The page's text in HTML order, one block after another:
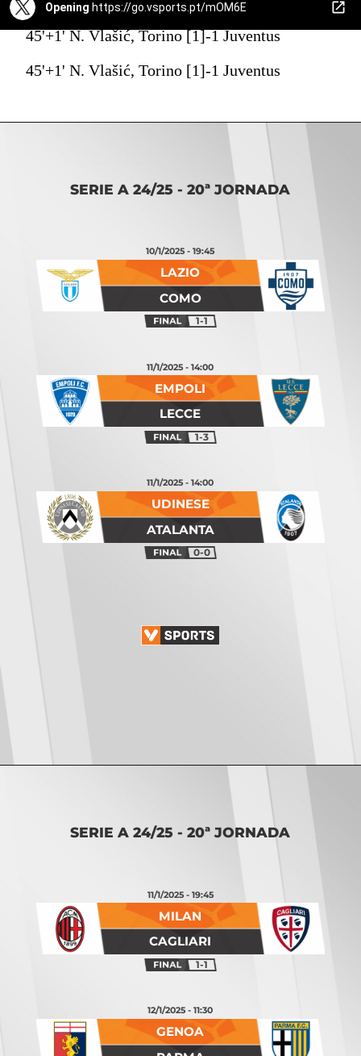
Opening https://go.vsports.pt/mOM6E
45'+1' N. Vlašić, Torino [1]-1 Juventus
45'+1' N. Vlašić, Torino [1]-1 Juventus
COMO
LAZIO
10/1/2025 - 19:45
1-1
LECCE
EMPOLI
11/1/2025 - 14:00
1-3
ATALANTA
UDINESE
11/1/2025 - 14:00
0-0
SERIE A 24/25 - 20ª JORNADA
CAGLIARI
MILAN
11/1/2025 - 19:45
1-1
GENOA
12/1/2025 - 11:30
SERIE A 24/25 - 20ª JORNADA